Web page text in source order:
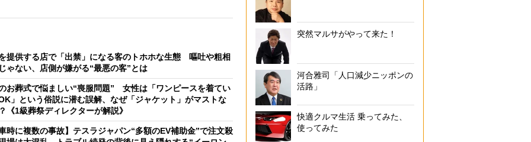
提供する店で「出禁」になる客のトホホな生態 嘔吐や粗相
ゃない、店側が嫌がる“最悪の客”とは
お葬式で悩ましい“喪服問題” 女性は「ワンピースを着てい
」という俗説に潜む誤解、なぜ「ジャケット」がマストな
《1級葬祭ディレクターが解説》
時に複数の事故】テスラジャパン“多額のEV補助金”で注文殺
突然マルサがやって来た！
河合雅司「人口減少ニッポンの
活路」
快適クルマ生活 乗ってみた、
使ってみた